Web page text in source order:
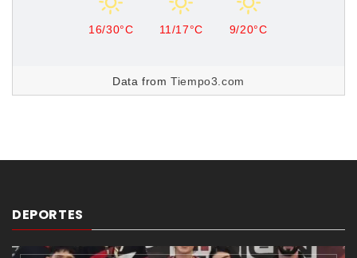
16/30°C 11/17°C 9/20°C
Data fromTiempo3.com
DEPORTES